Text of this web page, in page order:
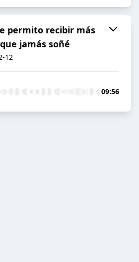
permito recibir más
jamás soñé
12
09:56